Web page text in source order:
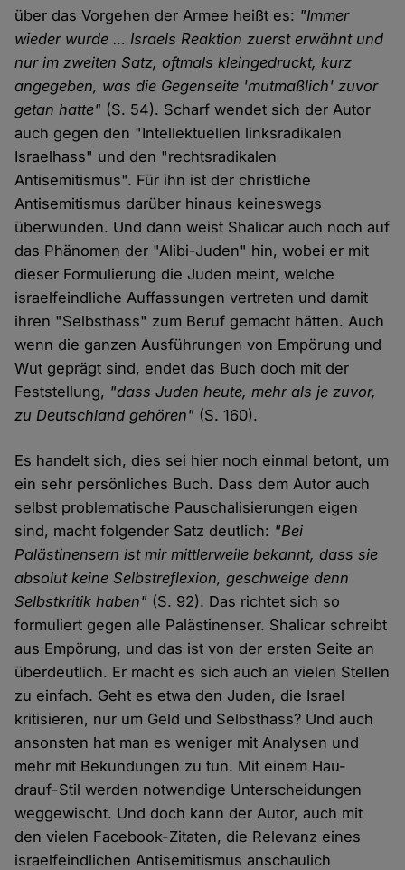
über das Vorgehen der Armee heißt es: "Immer
wieder wurde … Israels Reaktion zuerst erwähnt und
nur im zweiten Satz, oftmals kleingedruckt, kurz
angegeben, was die Gegenseite 'mutmaßlich' zuvor
getan hatte" (S. 54). Scharf wendet sich der Autor
auch gegen den "Intellektuellen linksradikalen
Israelhass" und den "rechtsradikalen
Antisemitismus". Für ihn ist der christliche
Antisemitismus darüber hinaus keineswegs
überwunden. Und dann weist Shalicar auch noch auf
das Phänomen der "Alibi-Juden" hin, wobei er mit
dieser Formulierung die Juden meint, welche
israelfeindliche Auffassungen vertreten und damit
ihren "Selbsthass" zum Beruf gemacht hätten. Auch
wenn die ganzen Ausführungen von Empörung und
Wut geprägt sind, endet das Buch doch mit der
Feststellung, "dass Juden heute, mehr als je zuvor,
zu Deutschland gehören" (S. 160).
Es handelt sich, dies sei hier noch einmal betont, um
ein sehr persönliches Buch. Dass dem Autor auch
selbst problematische Pauschalisierungen eigen
sind, macht folgender Satz deutlich: "Bei
Palästinensern ist mir mittlerweile bekannt, dass sie
absolut keine Selbstreflexion, geschweige denn
Selbstkritik haben" (S. 92). Das richtet sich so
formuliert gegen alle Palästinenser. Shalicar schreibt
aus Empörung, und das ist von der ersten Seite an
überdeutlich. Er macht es sich auch an vielen Stellen
zu einfach. Geht es etwa den Juden, die Israel
kritisieren, nur um Geld und Selbsthass? Und auch
ansonsten hat man es weniger mit Analysen und
mehr mit Bekundungen zu tun. Mit einem Hau-
drauf-Stil werden notwendige Unterscheidungen
weggewischt. Und doch kann der Autor, auch mit
den vielen Facebook-Zitaten, die Relevanz eines
israelfeindlichen Antisemitismus anschaulich